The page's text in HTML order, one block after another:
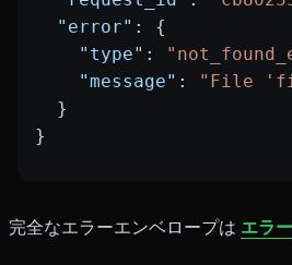
  "error"
: {
    "type"
:
    "message"
:
"File
  }
}
完全なエラーエンベロープは エラー